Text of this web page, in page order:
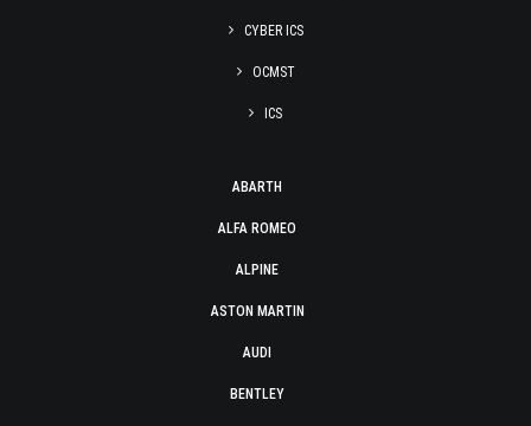
CYBER ICS
OCMST
ICS
ABARTH
ALFA ROMEO
ALPINE
ASTON MARTIN
AUDI
BENTLEY